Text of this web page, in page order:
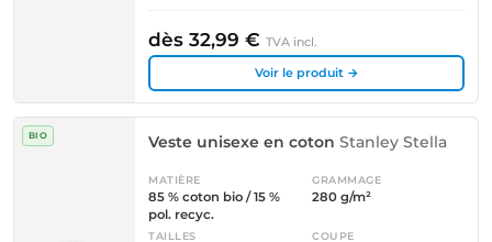
dès 32,99 € TVA incl.
Voir le produit →
BIO Veste unisexe en coton Stanley Stella
MATIÈRE
85 % coton bio / 15 %
pol. recyc.
GRAMMAGE
280 g/m²
TAILLES COUPE